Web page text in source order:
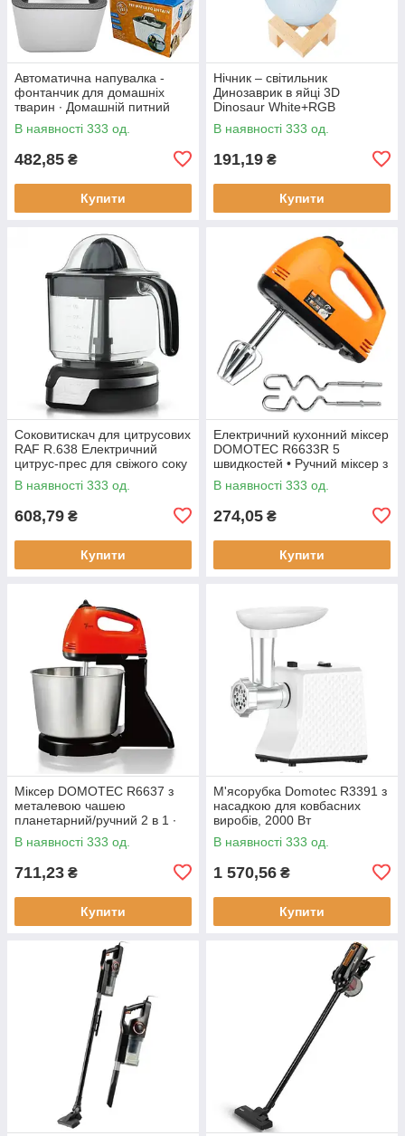
Автоматична напувалка -
фонтанчик для домашніх
тварин ∙ Домашній питний
фонтан із чашею для котів та
собак Pet Water FOUNTAIN
В наявності 333 од.
482,85 ₴
Купити
Нічник – світильник
Динозаврик в яйці 3D
Dinosaur White+RGB
Настільна акумуляторна LED
лампа з пультом ДУ
В наявності 333 од.
191,19 ₴
Купити
Соковитискач для цитрусових
RAF R.638 Електричний
цитрус-прес для свіжого соку
В наявності 333 од.
608,79 ₴
Купити
Електричний кухонний міксер
DOMOTEC R6633R 5
швидкостей • Ручний міксер з
насадками для збивання та
замішування тіста
В наявності 333 од.
274,05 ₴
Купити
Міксер DOMOTEC R6637 з
металевою чашею
планетарний/ручний 2 в 1 ∙
Червоний/білий/
помаранчевий
В наявності 333 од.
711,23 ₴
Купити
М'ясорубка Domotec R3391 з
насадкою для ковбасних
виробів, 2000 Вт
В наявності 333 од.
1 570,56 ₴
Купити